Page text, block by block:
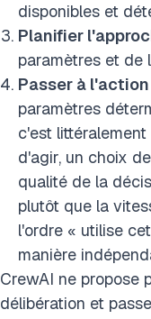
disponibles et
Planifier
paramètres et de
Passer à l'action
paramètres
c'est
d'agir, un choix
qualité de la
plutôt que la
l'ordre « utilise
manière
CrewAI ne propose
délibération et